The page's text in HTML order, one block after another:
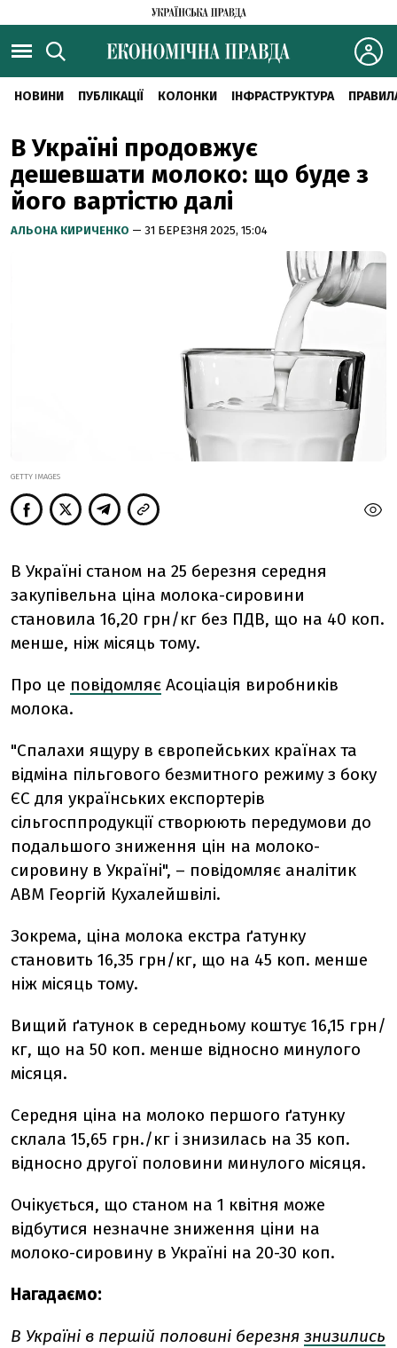
НОВИНИ ПУБЛІКАЦІЇ КОЛОНКИ ІНФРАСТРУКТУРА
В Україні продовжує
дешевшати молоко: що буде з
його вартістю далі
АЛЬОНА КИРИЧЕНКО — 31 БЕРЕЗНЯ 2025, 15:04
GETTY IMAGES
В Україні станом на 25 березня середня
закупівельна ціна молока-сировини
становила 16,20 грн/кг без ПДВ, що на 40 коп.
менше, ніж місяць тому.
Про це повідомляє Асоціація виробників
молока.
"Спалахи ящуру в європейських країнах та
відміна пільгового безмитного режиму з боку
ЄС для українських експортерів
сільгосппродукції створюють передумови до
подальшого зниження цін на молоко-
сировину в Україні", – повідомляє аналітик
АВМ Георгій Кухалейшвілі.
Зокрема, ціна молока екстра ґатунку
становить 16,35 грн/кг, що на 45 коп. менше
ніж місяць тому.
Вищий ґатунок в середньому коштує 16,15 грн/
кг, що на 50 коп. менше відносно минулого
місяця.
Середня ціна на молоко першого ґатунку
склала 15,65 грн./кг і знизилась на 35 коп.
відносно другої половини минулого місяця.
Очікується, що станом на 1 квітня може
відбутися незначне зниження ціни на
молоко-сировину в Україні на 20-30 коп.
Нагадаємо:
В Україні в першій половині березня знизились